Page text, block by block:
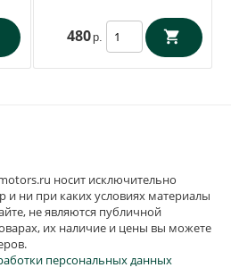
480 р.
носит исключительно
ни при каких условиях материалы
не являются публичной
их наличие и цены вы можете
персональных данных